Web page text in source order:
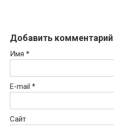
Добавить комментарий
Имя *
E-mail *
Сайт